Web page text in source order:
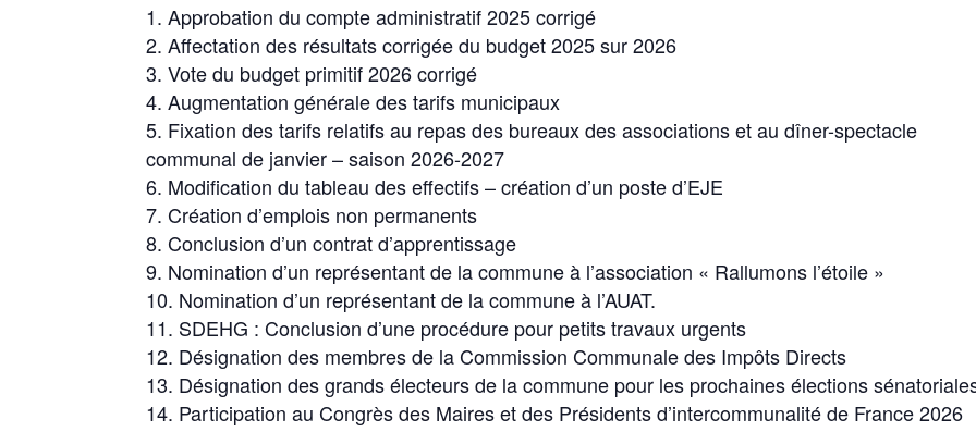
Approbation du compte administratif 2025 corrigé
Affectation des résultats corrigée du budget 2025 sur 2026
Vote du budget primitif 2026 corrigé
Augmentation générale des tarifs municipaux
Fixation des tarifs relatifs au repas des bureaux des associations et au dîner-spectacle
communal de janvier – saison 2026-2027
Modification du tableau des effectifs – création d’un poste d’EJE
Création d’emplois non permanents
Conclusion d’un contrat d’apprentissage
Nomination d’un représentant de la commune à l’association « Rallumons l’étoile »
Nomination d’un représentant de la commune à l’AUAT.
SDEHG : Conclusion d’une procédure pour petits travaux urgents
Désignation des membres de la Commission Communale des Impôts Directs
Désignation des grands électeurs de la commune pour les prochaines élections
Participation au Congrès des Maires et des Présidents d’intercommunalité de France 2026